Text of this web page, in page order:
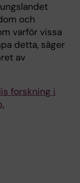
och
varför vissa
detta, säger
av
forskning i